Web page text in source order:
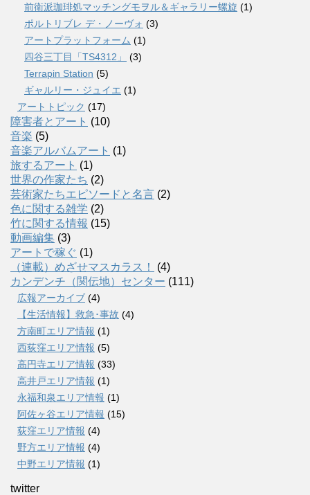
前衛派珈琲処マッチングモヲル＆ギャラリー螺旋 (1)
ポルトリブレ デ・ノーヴォ (3)
アートプラットフォーム (1)
四谷三丁目「TS4312」
(3)
Terrapin Station (5)
ギャルリー・ジュイエ (1)
アートトピック (17)
障害者とアート (10)
音楽 (5)
音楽アルバムアート (1)
旅するアート (1)
世界の作家たち (2)
芸術家たちエピソードと名言 (2)
色に関する雑学 (2)
竹に関する情報 (15)
動画編集 (3)
アートで稼ぐ (1)
（連載）めざせマスカラス！
(4)
カンデンチ（関伝地）センター (111)
広報アーカイブ (4)
【生活情報】救急･事故 (4)
方南町エリア情報 (1)
西荻窪エリア情報 (5)
高円寺エリア情報 (33)
高井戸エリア情報 (1)
永福和泉エリア情報 (1)
阿佐ヶ谷エリア情報 (15)
荻窪エリア情報 (4)
野方エリア情報 (4)
中野エリア情報 (1)
twitter